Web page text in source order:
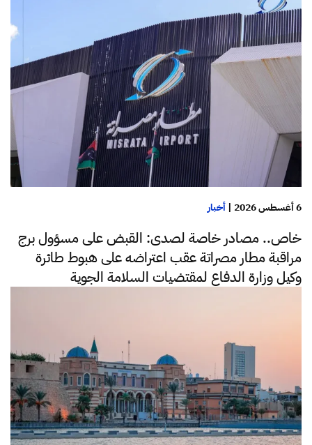
6 أغسطس 2026 | أخبار
خاص.. مصادر خاصة لصدى: القبض على مسؤول برج
مراقبة مطار مصراتة عقب اعتراضه على هبوط طائرة
وكيل وزارة الدفاع لمقتضيات السلامة الجوية